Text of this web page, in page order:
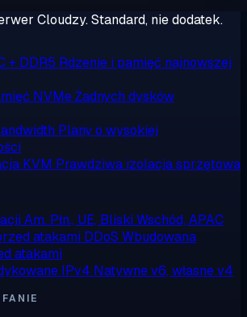
Cloudzy. Standard, nie dodatek.
+ DDR5 Rdzenie i pamięć najnowszej
NVMeŻadnych dysków
Plany o wysokiej
KVM Prawdziwa izolacja sprzętowa
Am. Płn., UE, Bliski Wschód, APAC
atakami DDoS Wbudowana
atakami
IPv4 Natywne v6, własne v4